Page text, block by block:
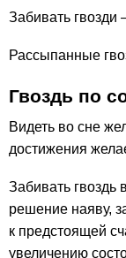
Забивать гвозди
Рассыпанные
Гвоздь по
Видеть во сне
достижения
Забивать гвоздь
решение наяву,
к предстоящей
увеличению